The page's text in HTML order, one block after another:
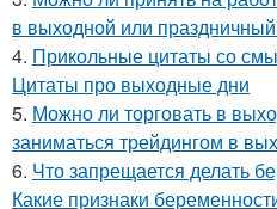
в выходной или
4. Прикольные цитаты со
Цитаты про выходные дни
5. Можно ли торговать в
заниматься трейдингом в
6. Что запрещается делать
Какие признаки